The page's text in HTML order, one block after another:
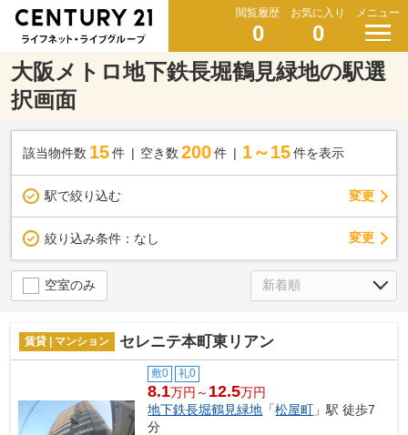
閲覧履歴
0
お気に入り
0
メニュー
大阪メトロ地下鉄長堀鶴見緑地の駅選
択画面
該当物件数 15件 空き数 200 件 1～15 件を表示
駅で絞り込む 変更
絞り込み条件： なし 変更
空室のみ
賃貸 | マンション セレニテ本町東リアン
敷0 礼0
8.1万円～ 12.5万円
地下鉄長堀鶴見緑地 「松屋町 」駅 徒歩7
分